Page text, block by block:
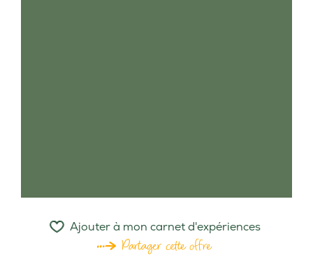
Ajouter à mon carnet d'expériences
Partager cette offre